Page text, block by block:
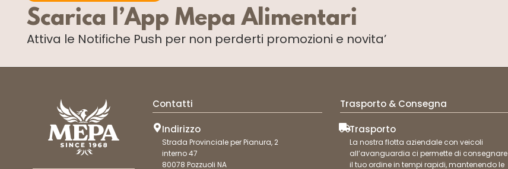
Scarica l’App Mepa Alimentari
Attiva le Notifiche Push per non perderti promozioni e novita’
Contatti
Indirizzo
Strada Provinciale per Pianura, 2
interno 47
80078 Pozzuoli NA
Trasporto & Consegna
Trasporto
La nostra flotta aziendale con veicoli
all’avanguardia ci permette di consegnare
il tuo ordine in tempi rapidi, mantenendo le